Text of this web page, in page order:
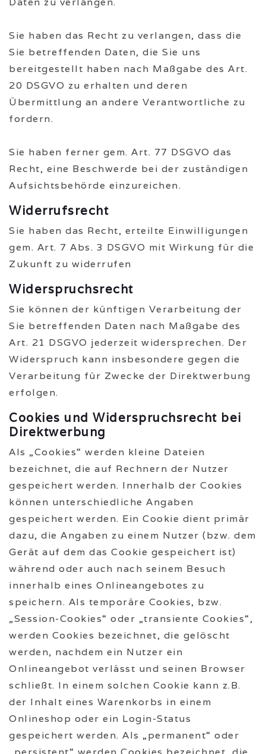
Sie haben das Recht zu verlangen, dass die
Sie betreffenden Daten, die Sie uns
bereitgestellt haben nach Maßgabe des Art.
20 DSGVO zu erhalten und deren
Übermittlung an andere Verantwortliche zu
fordern.
Sie haben ferner gem. Art. 77 DSGVO das
Recht, eine Beschwerde bei der zuständigen
Aufsichtsbehörde einzureichen.
Widerrufsrecht
Sie haben das Recht, erteilte Einwilligungen
gem. Art. 7 Abs. 3 DSGVO mit Wirkung für die
Zukunft zu widerrufen
Widerspruchsrecht
Sie können der künftigen Verarbeitung der
Sie betreffenden Daten nach Maßgabe des
Art. 21 DSGVO jederzeit widersprechen. Der
Widerspruch kann insbesondere gegen die
Verarbeitung für Zwecke der Direktwerbung
erfolgen.
Cookies und Widerspruchsrecht bei
Direktwerbung
Als „Cookies“ werden kleine Dateien
bezeichnet, die auf Rechnern der Nutzer
gespeichert werden. Innerhalb der Cookies
können unterschiedliche Angaben
gespeichert werden. Ein Cookie dient primär
dazu, die Angaben zu einem Nutzer (bzw. dem
Gerät auf dem das Cookie gespeichert ist)
während oder auch nach seinem Besuch
innerhalb eines Onlineangebotes zu
speichern. Als temporäre Cookies, bzw.
„Session-Cookies“ oder „transiente Cookies“,
werden Cookies bezeichnet, die gelöscht
werden, nachdem ein Nutzer ein
Onlineangebot verlässt und seinen Browser
schließt. In einem solchen Cookie kann z.B.
der Inhalt eines Warenkorbs in einem
Onlineshop oder ein Login-Status
gespeichert werden. Als „permanent“ oder